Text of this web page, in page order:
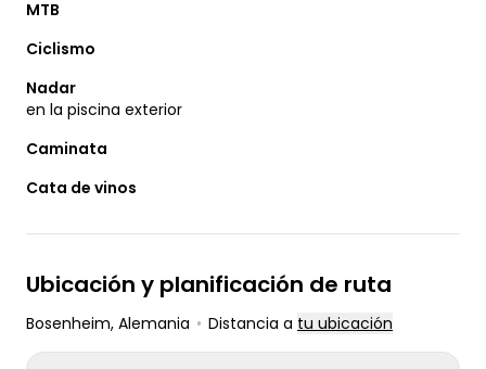
MTB
Ciclismo
Nadar
en la piscina exterior
Caminata
Cata de vinos
Ubicación y planificación de ruta
Bosenheim, Alemania • Distancia a tu ubicación